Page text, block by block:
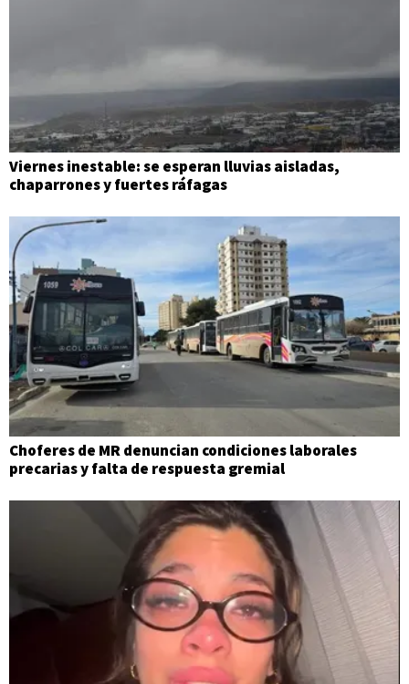
Viernes inestable: se esperan lluvias aisladas,
chaparrones y fuertes ráfagas
Choferes de MR denuncian condiciones laborales
precarias y falta de respuesta gremial